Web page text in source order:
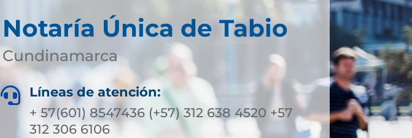
Notaría Única de Tabio
Cundinamarca

Líneas de atención:
+ 57(601) 8547436 (+57) 312 638 4520 +57
312 306 6106